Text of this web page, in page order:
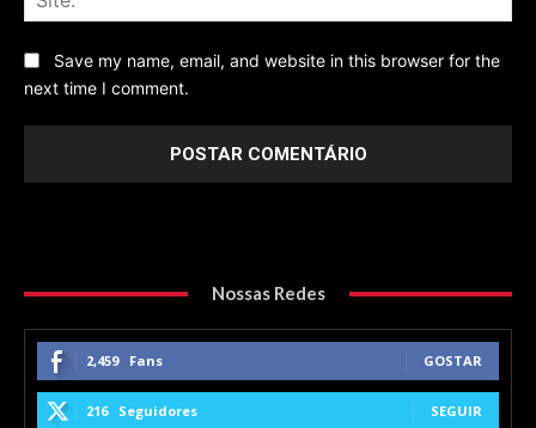
Save my name, email, and website in this browser for the
next time I comment.
Nossas Redes
2,459 Fans GOSTAR
216 Seguidores SEGUIR